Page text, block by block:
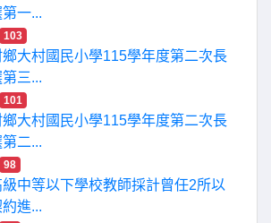
一...
103
大村國民小學115學年度第二次長
三...
101
大村國民小學115學年度第二次長
二...
98
中等以下學校教師採計曾任2所以
約進...